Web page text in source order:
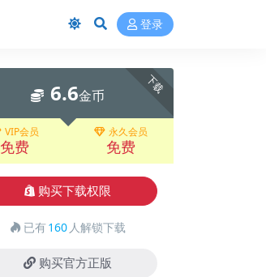
登录
下载
6.6金币
VIP会员
免费
永久会员
免费
购买下载权限
已有160 人解锁下载
购买官方正版